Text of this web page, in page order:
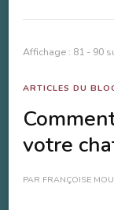
Affichage : 81 - 90
ARTICLES DU
votre
PAR FRANÇOISE